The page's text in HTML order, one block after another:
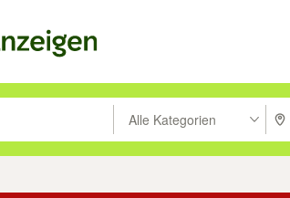
Eingabetaste drücken um zu suchen, oder
Alle Kategorien